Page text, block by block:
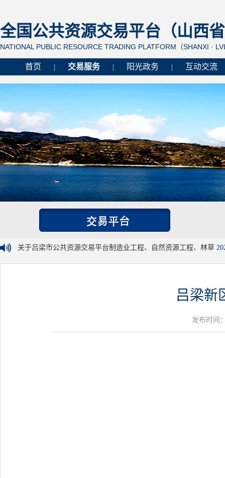
全国公共资源交易平台（山西
NATIONAL PUBLIC RESOURCE TRADING PLATFORM（SHANXI ·
首页 交易服务 阳光政务 互动交流
关于吕梁市公共资源交易平台制造业工程、自然资源工程、林草
吕梁新
发布时间